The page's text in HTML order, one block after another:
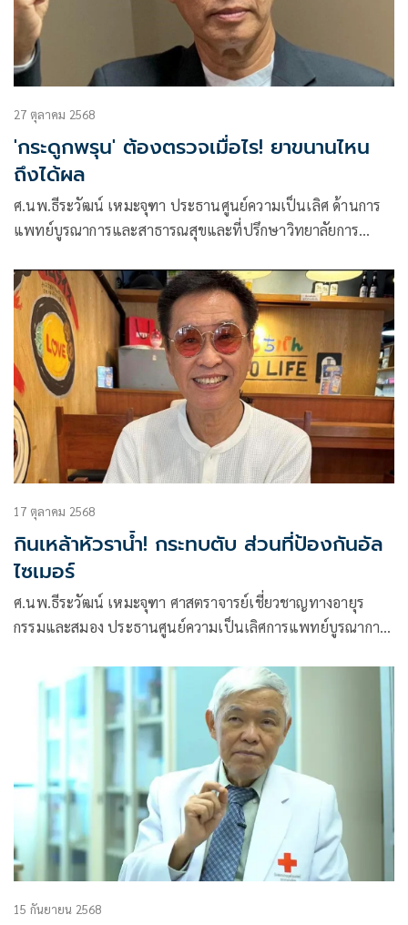
27 ตุลาคม 2568
'กระดูกพรุน' ต้องตรวจเมื่อไร! ยาขนานไหน
ถึงได้ผล
ศ.นพ.ธีระวัฒน์ เหมะจุฑา ประธานศูนย์ความเป็นเลิศ ด้านการ
แพทย์บูรณาการและสาธารณสุขและที่ปรึกษาวิทยาลัยการ
ซบุ๊กว่า
17 ตุลาคม 2568
กินเหล้าหัวราน้ำ! กระทบตับ ส่วนที่ป้องกันอัล
ไซเมอร์
ศ.นพ.ธีระวัฒน์ เหมะจุฑา ศาสตราจารย์เชี่ยวชาญทางอายุร
กรรมและสมอง ประธานศูนย์ความเป็นเลิศการแพทย์บูรณาการ
มหาวิทยาลัยรังสิต
15 กันยายน 2568